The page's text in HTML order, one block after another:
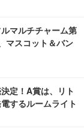
マルチチャーム第
マスコット＆バン
定！A賞は、リト
するルームライト